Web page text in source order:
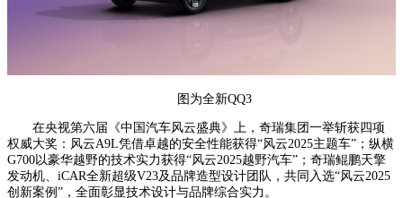
图为全新QQ3
在央视第六届《中国汽车风云盛典》上，奇瑞集团一举斩获四项
权威大奖：风云A9L凭借卓越的安全性能获得“风云2025主题车”；纵横
G700以豪华越野的技术实力获得“风云2025越野汽车”；奇瑞鲲鹏天擎
发动机、iCAR全新超级V23及品牌造型设计团队，共同入选“风云2025
创新案例”，全面彰显技术设计与品牌综合实力。